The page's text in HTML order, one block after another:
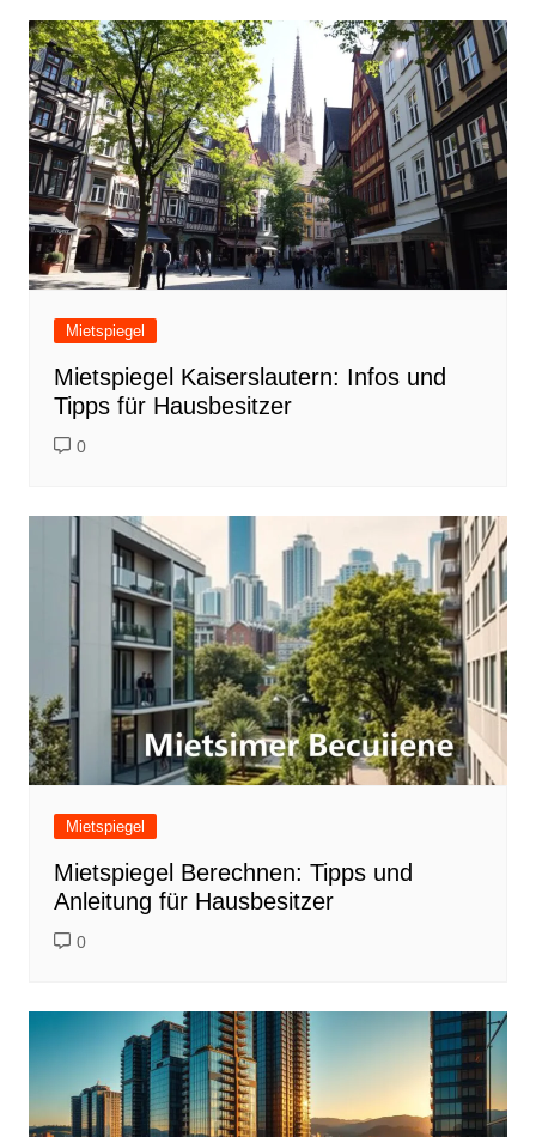
Mietspiegel
Mietspiegel Kaiserslautern: Infos und
Tipps für Hausbesitzer
0
Mietspiegel
Mietspiegel Berechnen: Tipps und
Anleitung für Hausbesitzer
0